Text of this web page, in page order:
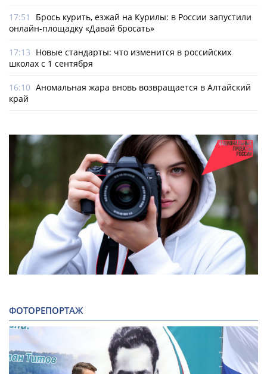
17:51
Брось курить, езжай на Курилы: в России запустили
онлайн-­площадку «Давай бросать»
17:13 Новые стандарты: что изменится в российских
школах с 1 сентября
16:10 Аномальная жара вновь возвращается в Алтайский
край
ФОТОРЕПОРТАЖ